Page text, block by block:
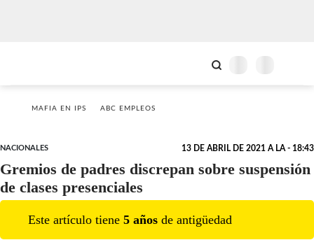
MAFIA EN IPS ABC EMPLEOS
NACIONALES 13 DE ABRIL DE 2021 A LA - 18:43
Gremios de padres discrepan sobre suspensión
de clases presenciales
Este artículo tiene 5 años de antigüedad